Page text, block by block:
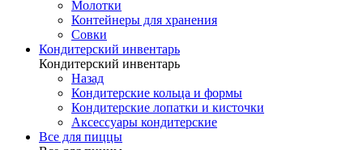
Молотки
Контейнеры для хранения
Совки
Кондитерский инвентарь
Кондитерский инвентарь
Назад
Кондитерские кольца и формы
Кондитерские лопатки и кисточки
Аксессуары кондитерские
Все для пиццы